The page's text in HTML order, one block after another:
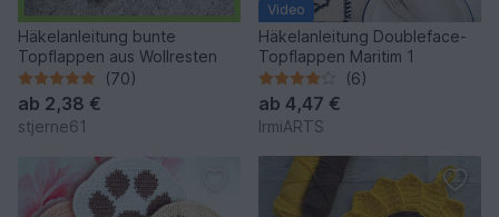
Häkelanleitung bunte
Topflappen aus Wollresten
(70)
ab 2,38 €
stjerne61
Video
Häkelanleitung Doubleface-
Topflappen Maritim 1
(6)
ab 4,47 €
IrmiARTS